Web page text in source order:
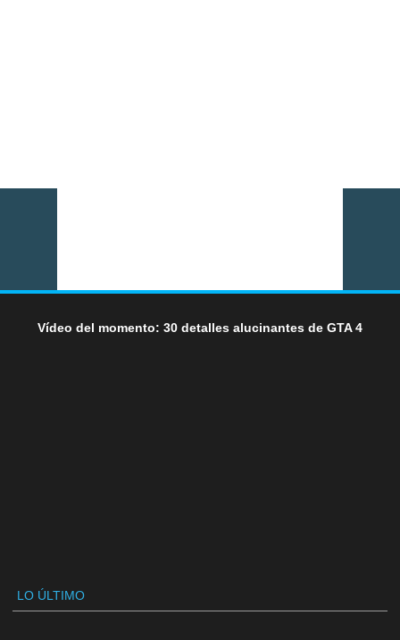
Vídeo del momento: 30 detalles alucinantes de GTA 4
LO ÚLTIMO